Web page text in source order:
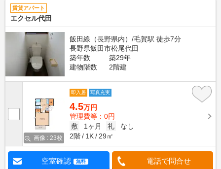
賃貸アパート
エクセル代田
飯田線（長野県内）/毛賀駅 徒歩7分
長野県飯田市松尾代田
築年数
築29年
建物階数
2階建
画像 : 23枚
即入居 写真充実
4.5万円
管理費等：0円
敷
1ヶ月 礼
なし
2階
1K 29㎡
空室確認 無料 電話で問合せ